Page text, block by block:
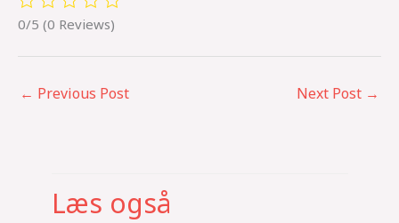
0/5 (0 Reviews)
← Previous Post Next Post →
Læs også